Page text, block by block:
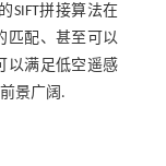
SIFT拼接算法在
匹配、甚至可以
以满足低空遥感
景广阔.